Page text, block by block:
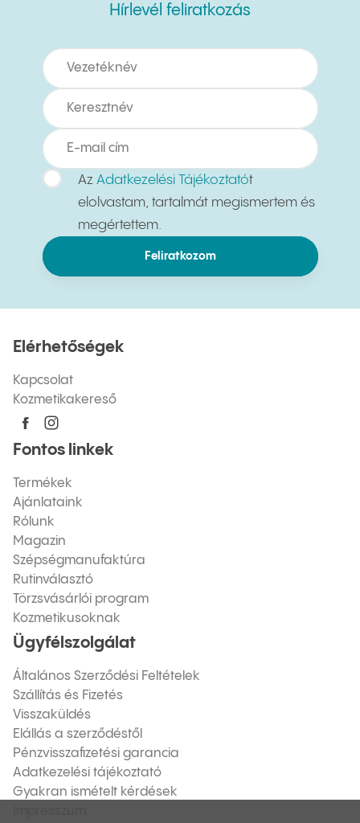
Hírlevél feliratkozásHírlevél feliratkozás
Az Adatkezelési Tájékoztatót
elolvastam, tartalmát megismertem és
megértettem.
Feliratkozom
Elérhetőségek
Kapcsolat
Kozmetikakereső
Fontos linkek
Termékek
Ajánlataink
Rólunk
Magazin
Szépségmanufaktúra
Rutinválasztó
Törzsvásárlói program
Kozmetikusoknak
Ügyfélszolgálat
Általános Szerződési Feltételek
Szállítás és Fizetés
Visszaküldés
Elállás a szerződéstől
Pénzvisszafizetési garancia
Adatkezelési tájékoztató
Gyakran ismételt kérdések